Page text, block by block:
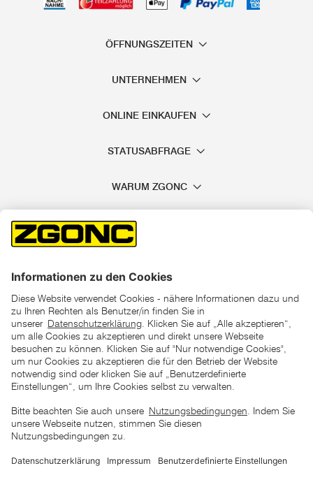
ÖFFNUNGSZEITEN
UNTERNEHMEN
ONLINE EINKAUFEN
STATUSABFRAGE
WARUM ZGONC
*der "statt"-Preis ist der niedrigste von uns in den letzten 30
Tagen vor Beginn dieser Aktion verlangte Preis
unter den UVP Preisen auf dieser Website sind die
zu verstehen